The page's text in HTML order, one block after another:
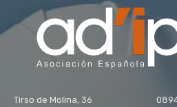
Tirso de Molina, 36 08940,